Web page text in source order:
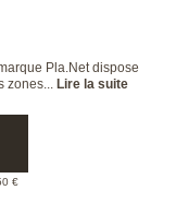
Pla.Net dispose
zones... Lire la suite
€